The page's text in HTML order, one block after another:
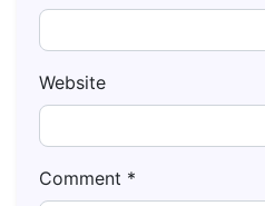
Website
Comment *